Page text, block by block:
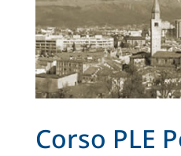
Corso PLE